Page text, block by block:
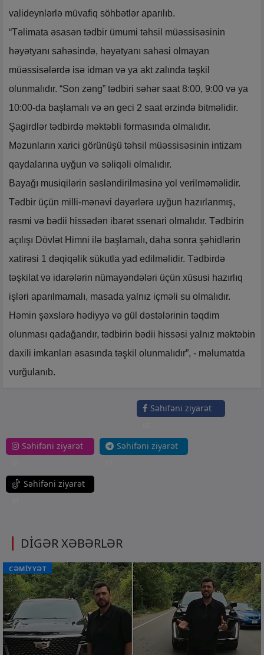
valideynlərlə müvafiq söhbətlər aparılıb.
“Təlimata əsasən tədbir ümumi təhsil müəssisəsinin
həyətyanı sahəsində, həyətyanı sahəsi olmayan
müəssisələrdə isə idman və ya akt zalında təşkil
olunmalıdır. “Son zəng” tədbiri səhər saat 8:00, 9:00 və ya
10:00-da başlamalı və ən geci 2 saat ərzində bitməlidir.
Şagirdlər tədbirdə məktəbli formasında olmalıdır.
Məzunların xarici görünüşü təhsil müəssisəsinin intizam
qaydalarına uyğun və səliqəli olmalıdır.
Bayağı musiqilərin səsləndirilməsinə yol verilməməlidir.
Tədbir üçün milli-mənəvi dəyərlərə uyğun hazırlanmış,
rəsmi və bədii hissədən ibarət ssenari olmalıdır. Tədbirin
açılışı Dövlət Himni ilə başlamalı, daha sonra şəhidlərin
xatirəsi 1 dəqiqəlik sükutla yad edilməlidir. Tədbirdə
təşkilat və idarələrin nümayəndələri üçün xüsusi hazırlıq
işləri aparılmamalı, masada yalnız içməli su olmalıdır.
Həmin şəxslərə hədiyyə və gül dəstələrinin təqdim
olunması qadağandır, tədbirin bədii hissəsi yalnız məktəbin
daxili imkanları əsasında təşkil olunmalıdır”, - məlumatda
vurğulanıb.
Səhifəni ziyarət
Səhifəni ziyarət
Səhifəni ziyarət
Səhifəni ziyarət
DİGƏR XƏBƏRLƏR
CƏMİYYƏT